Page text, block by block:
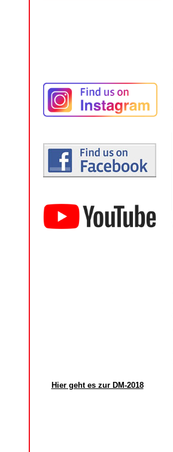
Hier geht es zur DM-2018